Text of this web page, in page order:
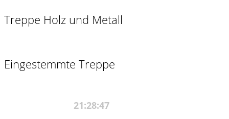
Treppe Holz und Metall
Eingestemmte Treppe